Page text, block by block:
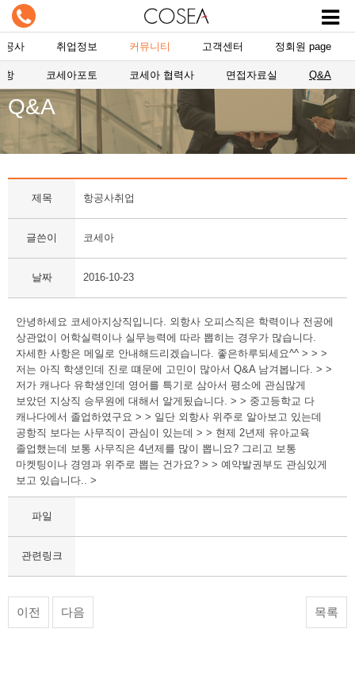
공사 취업정보 커뮤니티 고객센터 정회원 page
항 코세아포토 코세아 협력사 면접자료실 Q&A
Q&A
제목 항공사취업
글쓴이 코세아
날짜 2016-10-23
안녕하세요 코세아지상직입니다. 외항사 오피스직은 학력이나 전공에
상관없이 어학실력이나 실무능력에 따라 뽑히는 경우가 많습니다.
자세한 사항은 메일로 안내해드리겠습니다. 좋은하루되세요^^ > > >
저는 아직 학생인데 진로 떄문에 고민이 많아서 Q&A 남겨봅니다. > >
저가 캐나다 유학생인데 영어를 특기로 삼아서 평소에 관심많게
보았던 지상직 승무원에 대해서 알게됬습니다. > > 중고등학교 다
캐나다에서 졸업하였구요 > > 일단 외항사 위주로 알아보고 있는데
공항직 보다는 사무직이 관심이 있는데 > > 현제 2년제 유아교육
졸업했는데 보통 사무직은 4년제를 많이 뽑니요? 그리고 보통
마켓팅이나 경영과 위주로 뽑는 건가요? > > 예약발권부도 관심있게
보고 있습니다.. >
파일
관련링크
이전 다음 목록